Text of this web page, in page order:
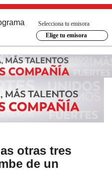
Selecciona tu emisora
Elige tu emisora
otras tres
de un